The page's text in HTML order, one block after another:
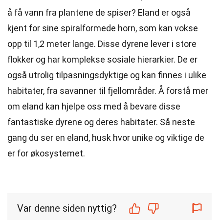
å få vann fra plantene de spiser? Eland er også
kjent for sine spiralformede horn, som kan vokse
opp til 1,2 meter lange. Disse dyrene lever i store
flokker og har komplekse sosiale hierarkier. De er
også utrolig tilpasningsdyktige og kan finnes i ulike
habitater, fra savanner til fjellområder. Å forstå mer
om eland kan hjelpe oss med å bevare disse
fantastiske dyrene og deres habitater. Så neste
gang du ser en eland, husk hvor unike og viktige de
er for økosystemet.
Var denne siden nyttig?